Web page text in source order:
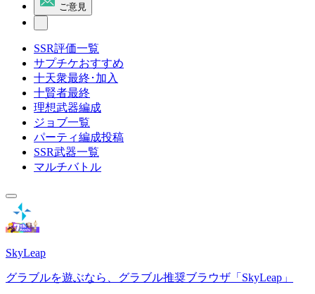
ご意見
SSR評価一覧
サプチケおすすめ
十天衆最終･加入
十賢者最終
理想武器編成
ジョブ一覧
パーティ編成投稿
SSR武器一覧
マルチバトル
SkyLeap
グラブルを遊ぶなら、グラブル推奨ブラウザ「SkyLeap」